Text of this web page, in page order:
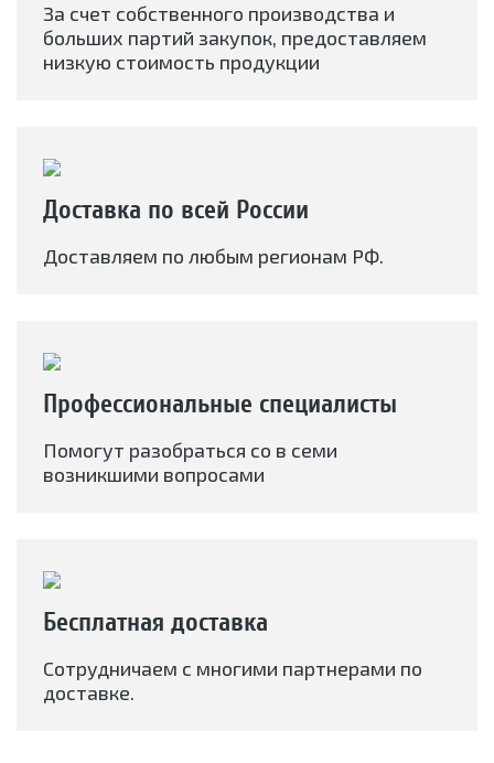
За счет собственного производства и
больших партий закупок, предоставляем
низкую стоимость продукции
Доставка по всей России
Доставляем по любым регионам РФ.
Профессиональные специалисты
Помогут разобраться со в семи
возникшими вопросами
Бесплатная доставка
Сотрудничаем с многими партнерами по
доставке.